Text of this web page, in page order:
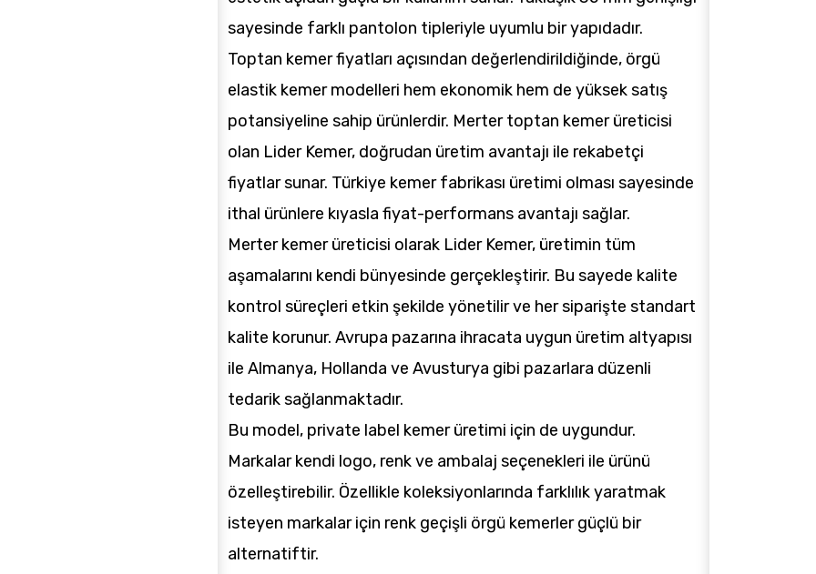
sayesinde farklı pantolon tipleriyle uyumlu bir yapıdadır.
Toptan kemer fiyatları açısından değerlendirildiğinde, örgü
elastik kemer modelleri hem ekonomik hem de yüksek satış
potansiyeline sahip ürünlerdir. Merter toptan kemer üreticisi
olan Lider Kemer, doğrudan üretim avantajı ile rekabetçi
fiyatlar sunar. Türkiye kemer fabrikası üretimi olması sayesinde
ithal ürünlere kıyasla fiyat-performans avantajı sağlar.
Merter kemer üreticisi olarak Lider Kemer, üretimin tüm
aşamalarını kendi bünyesinde gerçekleştirir. Bu sayede kalite
kontrol süreçleri etkin şekilde yönetilir ve her siparişte standart
kalite korunur. Avrupa pazarına ihracata uygun üretim altyapısı
ile Almanya, Hollanda ve Avusturya gibi pazarlara düzenli
tedarik sağlanmaktadır.
Bu model, private label kemer üretimi için de uygundur.
Markalar kendi logo, renk ve ambalaj seçenekleri ile ürünü
özelleştirebilir. Özellikle koleksiyonlarında farklılık yaratmak
isteyen markalar için renk geçişli örgü kemerler güçlü bir
alternatiftir.